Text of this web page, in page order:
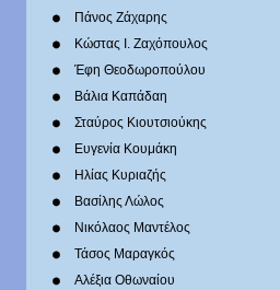
Πάνος Ζάχαρης
Κώστας Ι. Ζαχόπουλoς
Έφη Θεοδωροπούλου
Βάλια Καπάδαη
Σταύρος Κιουτσιούκης
Ευγενία Κουμάκη
Ηλίας Κυριαζής
Βασίλης Λώλος
Νικόλαος Μαντέλος
Τάσος Μαραγκός
Αλέξια Οθωναίου